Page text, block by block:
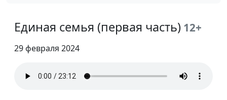
Единая семья (первая часть) 12+
29 февраля 2024
священнослужитель
Мудрость Божья
Божьи орудия
Панков Александр,
#189